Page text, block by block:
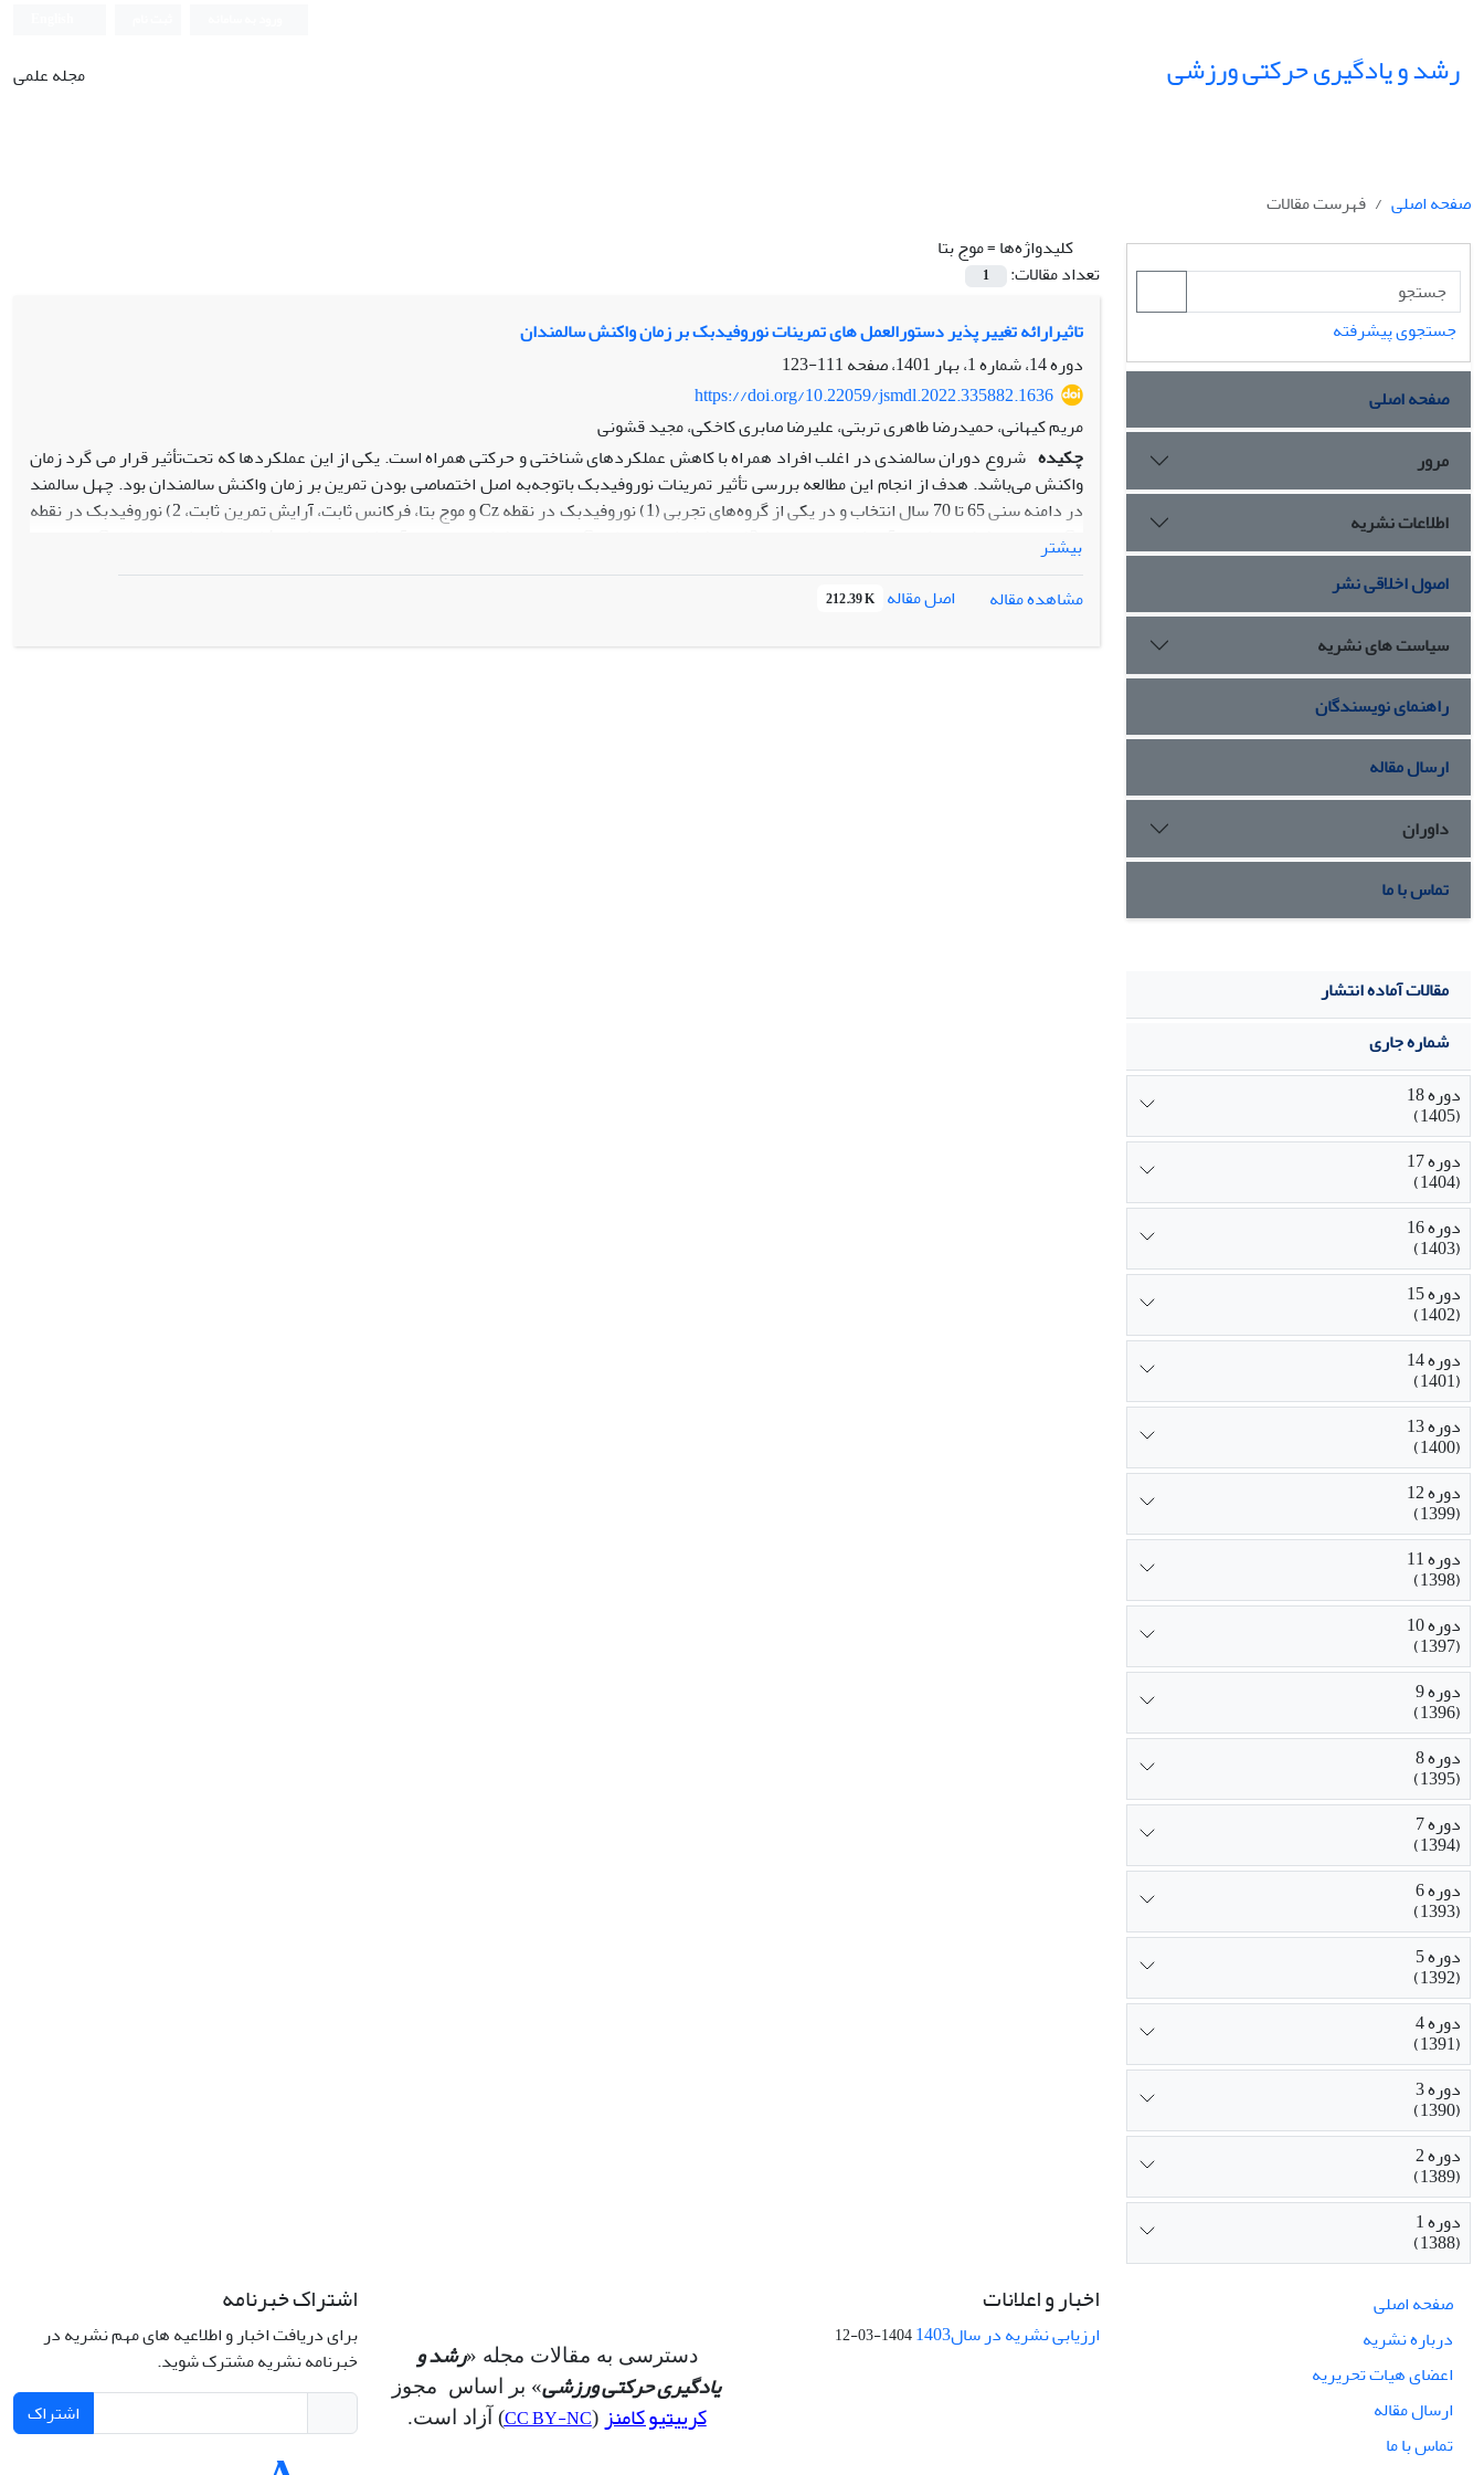
رشد و یادگیری حرکتی ورزشی مجله علمی
صفحه اصلی
فهرست مقالات
کلیدواژه‌ها =موج بتا
تعداد مقالات:
1
تاثیرارائه تغییر پذیر دستورالعمل های تمرینات نوروفیدبک بر زمان واکنش سالمندان
دوره 14، شماره 1، بهار 1401، صفحه
111-123
https://doi.org/10.22059/jsmdl.2022.335882.1636
مریم کیهانی، حمیدرضا طاهری تربتی، علیرضا صابری کاخکی، مجید قشونی
چکیده شروع دوران سالمندی در اغلب افراد همراه با کاهش عملکردهای شناختی و حرکتی همراه است. یکی از این عملکردها که تحت‌تأثیر قرار می گرد زمان
واکنش می‌باشد. هدف از انجام این مطالعه بررسی تأثیر تمرینات نوروفیدبک باتوجه‌به اصل اختصاصی بودن تمرین بر زمان واکنش سالمندان بود. چهل سالمند
در دامنه سنی 65 تا 70 سال انتخاب و در یکی از گروه‌های تجربی (1) نوروفیدبک در نقطه Cz و موج بتا، فرکانس ثابت، آرایش تمرین ثابت، 2) نوروفیدبک در نقطه
فرکانس متغیر، آرایش تمرین متغیر) و کنترل (شم) تقسیم شدند. شرکت‌کنندگان در پیش‌آزمون و پس‌آزمون در آزمون زمان واکنش ساده شرکت کردند. نتایج
مداخلات بایستی بر اساس اصل اختصاصی بودن طراحی شوند.
بیشتر
مشاهده مقاله
اصل مقاله 212.39 K
جستجوی پیشرفته
صفحه اصلی
مرور
اطلاعات نشریه
اصول اخلاقی نشر
سیاست های نشریه
راهنمای نویسندگان
ارسال مقاله
داوران
تماس با ما
مقالات آماده انتشار
شماره جاری
دوره 18
(1405)
دوره 17
(1404)
دوره 16
(1403)
دوره 15
(1402)
دوره 14
(1401)
دوره 13
(1400)
دوره 12
(1399)
دوره 11
(1398)
دوره 10
(1397)
دوره 9
(1396)
دوره 8
(1395)
دوره 7
(1394)
دوره 6
(1393)
دوره 5
(1392)
دوره 4
(1391)
دوره 3
(1390)
دوره 2
(1389)
دوره 1
(1388)
صفحه اصلی
درباره نشریه
اعضای هیات تحریریه
ارسال مقاله
تماس با ما
اخبار و اعلانات
ارزیابی نشریه در سال1403 1404-03-12
دسترسی به مقالات مجله «رشد و
یادگیری حرکتی ورزشی» بر اساس مجوز
کرییتیو کامنز (
CC BY-NC) آزاد است.
اشتراک خبرنامه
برای دریافت اخبار و اطلاعیه های مهم نشریه در
خبرنامه نشریه مشترک شوید.
اشتراک